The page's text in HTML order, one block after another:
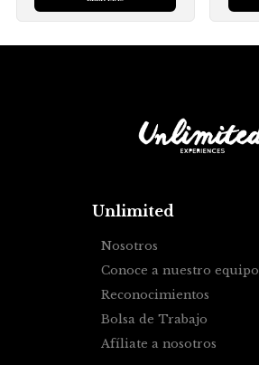
Unlimited
Nosotros
Conoce a nuestro equipo
Reconocimientos
Bolsa de Trabajo
Afíliate a nosotros